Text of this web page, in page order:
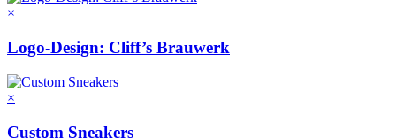
×
Logo-Design: Cliff’s Brauwerk
×
Custom Sneakers